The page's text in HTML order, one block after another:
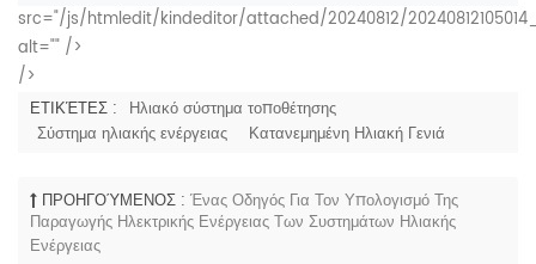
src="/js/htmledit/kindeditor/attached/20240812/
alt="" />
/>
ΕΤΙΚΈΤΕΣ : Ηλιακό σύστημα τοποθέτησης
Σύστημα ηλιακής ενέργειας
Κατανεμημένη Ηλιακή Γενιά
ΠΡΟΗΓΟΎΜΕΝΟΣ : Ένας Οδηγός Για Τον Υπολογισμό Της
Παραγωγής Ηλεκτρικής Ενέργειας Των Συστημάτων Ηλιακής
Ενέργειας